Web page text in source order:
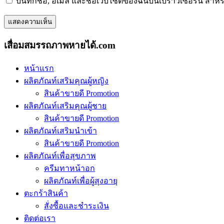
เสื่อมสมรรถภาพหายได้.com
หน้าแรก
ผลิตภัณท์เสริมคุณผู้หญิง
สินค้าขายดี Promotion
ผลิตภัณท์เสริมคุณผู้ชาย
สินค้าขายดี Promotion
ผลิตภัณท์เสริมนำเข้า
สินค้าขายดี Promotion
ผลิตภัณท์เพื่อสุขภาพ
ครีมทาหน้าอก
ผลิตภัณท์เพื่อผู้สุงอายุ
ตะกร้าสินค้า
สั่งซื้อและชำระเงิน
ติดต่อเรา